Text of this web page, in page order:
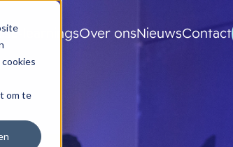
om te
E-learningsOver onsNieuwsContact